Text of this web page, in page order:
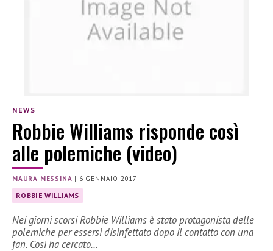
NEWS
Robbie Williams risponde così
alle polemiche (video)
MAURA MESSINA | 6 GENNAIO 2017
ROBBIE WILLIAMS
Nei giorni scorsi Robbie Williams è stato protagonista delle
polemiche per essersi disinfettato dopo il contatto con una
fan. Così ha cercato…